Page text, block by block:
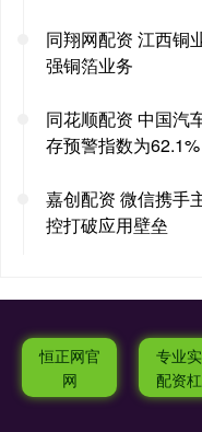
同翔网配资 江西铜
强铜箔业务
同花顺配资 中国汽
存预警指数为62.1%
嘉创配资 微信携手
控打破应用壁垒
恒正网官
网
专业
配资